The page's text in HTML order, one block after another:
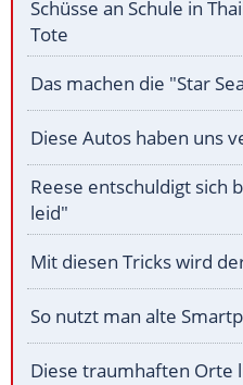
Schüsse an Schule in
Tote
Das machen die "Star
Diese Autos haben uns
Reese entschuldigt sich
leid"
Mit diesen Tricks wird
So nutzt man alte
Diese traumhaften Orte